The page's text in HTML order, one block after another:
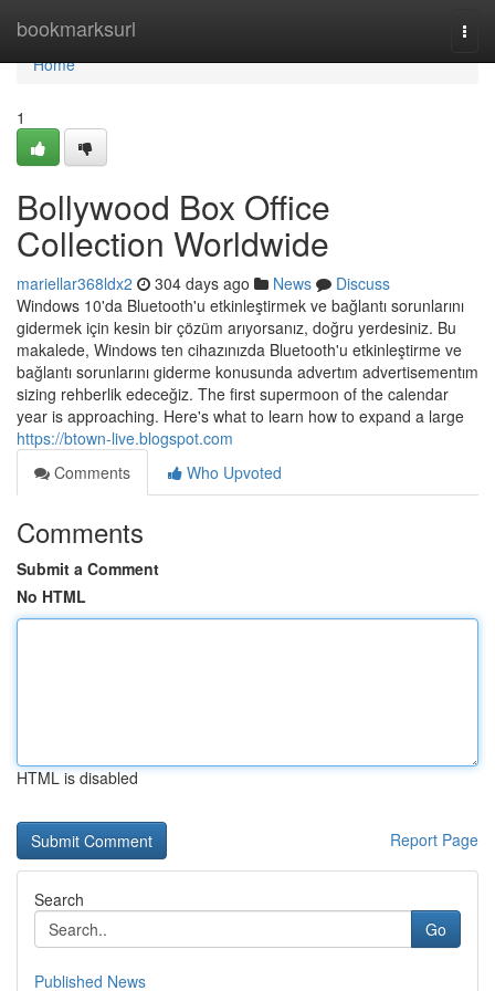
bookmarksurl
Home
Home
1
Bollywood Box Office
Collection Worldwide
mariellar368ldx2 304 days ago News
Discuss
Windows 10'da Bluetooth'u etkinleştirmek ve bağlantı sorunlarını
gidermek için kesin bir çözüm arıyorsanız, doğru yerdesiniz. Bu
makalede, Windows ten cihazınızda Bluetooth'u etkinleştirme ve
bağlantı sorunlarını giderme konusunda advertım advertisementım
sizing rehberlik edeceğiz. The first supermoon of the calendar
year is approaching. Here's what to learn how to expand a large
https://btown-live.blogspot.com
Comments
Who Upvoted
Comments
Submit a Comment
No HTML
HTML is disabled
Report Page
Search
Go
Published News